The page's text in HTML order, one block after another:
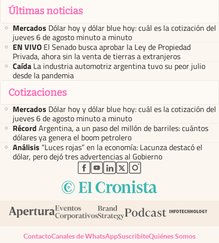
Últimas noticias
Mercados Dólar hoy y dólar blue hoy: cuál es la cotización del
jueves 6 de agosto minuto a minuto
EN VIVO El Senado busca aprobar la Ley de Propiedad
Privada, ahora sin la venta de tierras a extranjeros
Caída La industria automotriz argentina tuvo su peor julio
desde la pandemia
Cotizaciones
Mercados Dólar hoy y dólar blue hoy: cuál es la cotización del
jueves 6 de agosto minuto a minuto
Récord Argentina, a un paso del millón de barriles: cuántos
dólares ya genera el boom petrolero
Análisis “Luces rojas” en la economía: Lacunza destacó el
dólar, pero dejó tres advertencias al Gobierno
abre en nueva pestaña
abre en nueva pestaña
abre en nueva pestaña
abre en nueva pestaña
abre en nueva pestaña
ContactoCanales de WhatsAppSuscribiteQuiénes Somos